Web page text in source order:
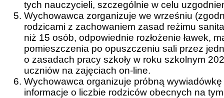
tych nauczycieli, szczególnie w celu
Wychowawca zorganizuje we wrześniu
rodzicami z zachowaniem zasad reżimu
niż 15 osób, odpowiednie rozłożenie ławek,
pomieszczenia po opuszczeniu sali przez
o zasadach pracy szkoły w roku szkolnym
uczniów na zajęciach on-line.
Wychowawca organizuje próbną
informacje o liczbie rodziców obecnych na